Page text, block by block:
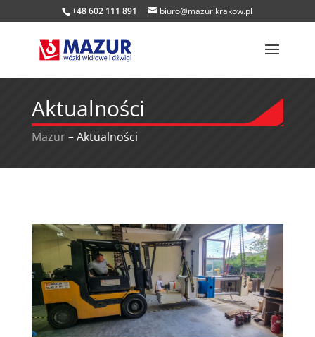
+48 602 111 891 biuro@mazur.krakow.pl
Aktualności
Mazur–Aktualności